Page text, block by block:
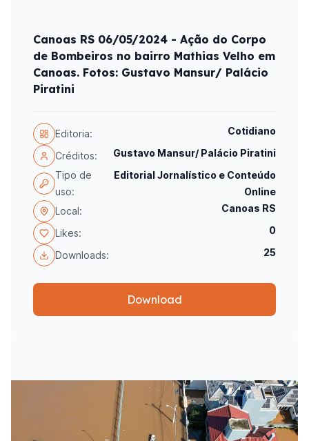
Canoas RS 06/05/2024 - Ação do Corpo
de Bombeiros no bairro Mathias Velho em
Canoas. Fotos: Gustavo Mansur/ Palácio
Piratini
Editoria: Cotidiano
Créditos:
Gustavo Mansur/ Palácio Piratini
Tipo de
uso:
Editorial Jornalístico e Conteúdo
Online
Local:
Canoas RS
Likes: 0
Downloads: 25
Download